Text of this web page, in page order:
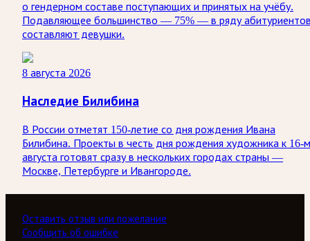
о гендерном составе поступающих и принятых на учёбу.
Подавляющее большинство — 75% — в ряду
составляют девушки.
8 августа 2026
Наследие Билибина
В России отметят 150-летие со дня рождения Ивана
Билибина. Проекты в честь дня рождения художника к 16-
августа готовят сразу в нескольких городах страны —
Москве, Петербурге и Ивангороде.
Оставить отзыв или пожелание
Сообщить об ошибке